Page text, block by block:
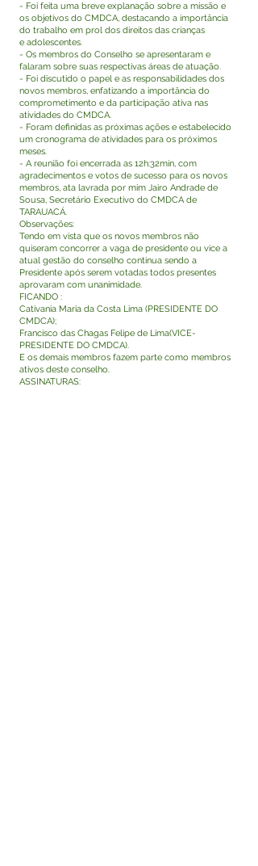
- Foi feita uma breve explanação sobre a missão e
os objetivos do CMDCA, destacando a importância
do trabalho em prol dos direitos das crianças
e adolescentes.
- Os membros do Conselho se apresentaram e
falaram sobre suas respectivas áreas de atuação.
- Foi discutido o papel e as responsabilidades dos
novos membros, enfatizando a importância do
comprometimento e da participação ativa nas
atividades do CMDCA.
- Foram definidas as próximas ações e estabelecido
um cronograma de atividades para os próximos
meses.
- A reunião foi encerrada as 12h:32min, com
agradecimentos e votos de sucesso para os novos
membros, ata lavrada por mim Jairo Andrade de
Sousa, Secretário Executivo do CMDCA de
TARAUACÁ.
Observações:
Tendo em vista que os novos membros não
quiseram concorrer a vaga de presidente ou vice a
atual gestão do conselho continua sendo a
Presidente após serem votadas todos presentes
aprovaram com unanimidade.
FICANDO :
Cativania Maria da Costa Lima (PRESIDENTE DO
CMDCA);
Francisco das Chagas Felipe de Lima(VICE-
PRESIDENTE DO CMDCA).
E os demais membros fazem parte como membros
ativos deste conselho.
ASSINATURAS: